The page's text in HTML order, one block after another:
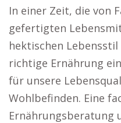
In einer Zeit, die von
gefertigten
hektischen
richtige Ernährung
für unsere
Wohlbefinden. Eine
Ernährungsberatung